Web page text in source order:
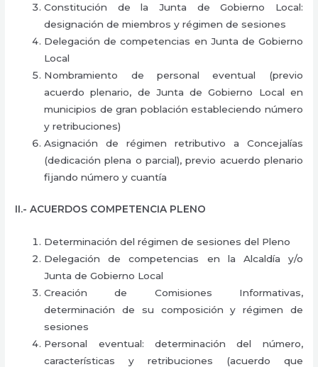
Constitución de la Junta de Gobierno Local:
designación de miembros y régimen de sesiones
Delegación de competencias en Junta de Gobierno
Local
Nombramiento de personal eventual (previo
acuerdo plenario, de Junta de Gobierno Local en
municipios de gran población estableciendo número
y retribuciones)
Asignación de régimen retributivo a Concejalías
(dedicación plena o parcial), previo acuerdo plenario
fijando número y cuantía
II.- ACUERDOS COMPETENCIA PLENO
Determinación del régimen de sesiones del Pleno
Delegación de competencias en la Alcaldía y/o
Junta de Gobierno Local
Creación de Comisiones Informativas,
determinación de su composición y régimen de
sesiones
Personal eventual: determinación del número,
características y retribuciones (acuerdo que